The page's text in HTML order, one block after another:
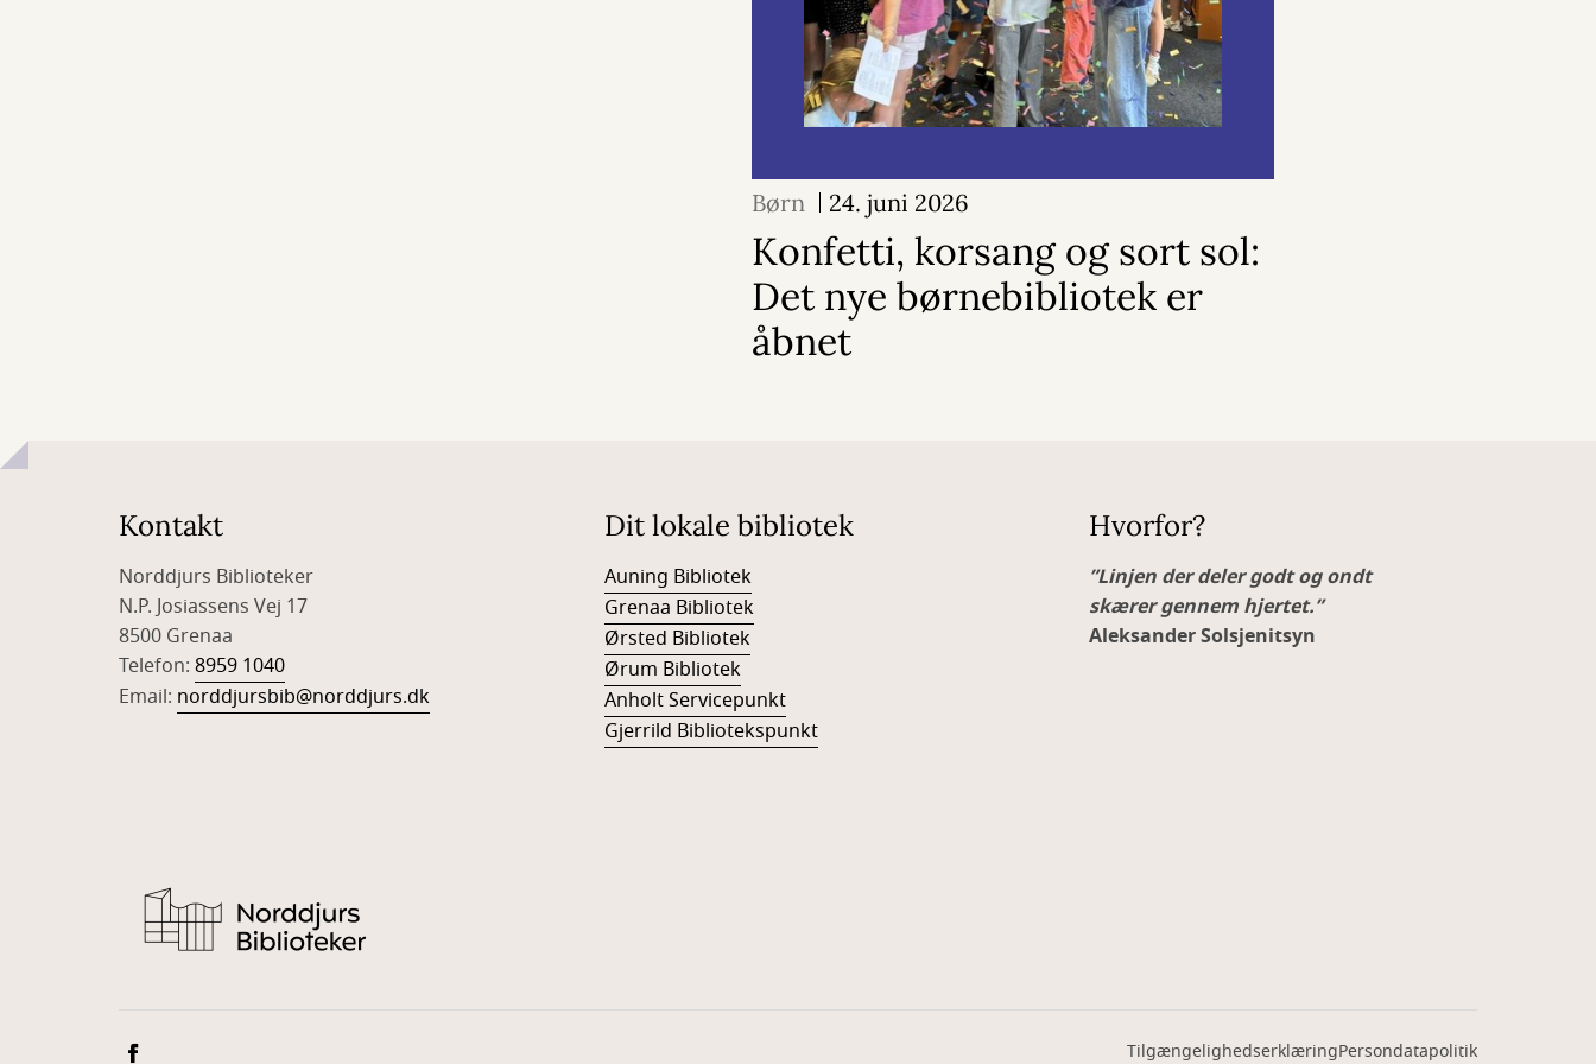
Børn 24. juni 2026
Konfetti, korsang og sort sol:
Det nye børnebibliotek er
åbnet
Kontakt
Norddjurs Biblioteker
N.P. Josiassens Vej 17
8500 Grenaa
Telefon: 8959 1040
Email: norddjursbib@norddjurs.dk
Dit lokale bibliotek
Auning Bibliotek
Grenaa Bibliotek
Ørsted Bibliotek
Ørum Bibliotek
Anholt Servicepunkt
Gjerrild Bibliotekspunkt
Hvorfor?
”Linjen der deler godt og ondt
skærer gennem hjertet.”
Aleksander Solsjenitsyn
TilgængelighedserklæringPersondatapolitik